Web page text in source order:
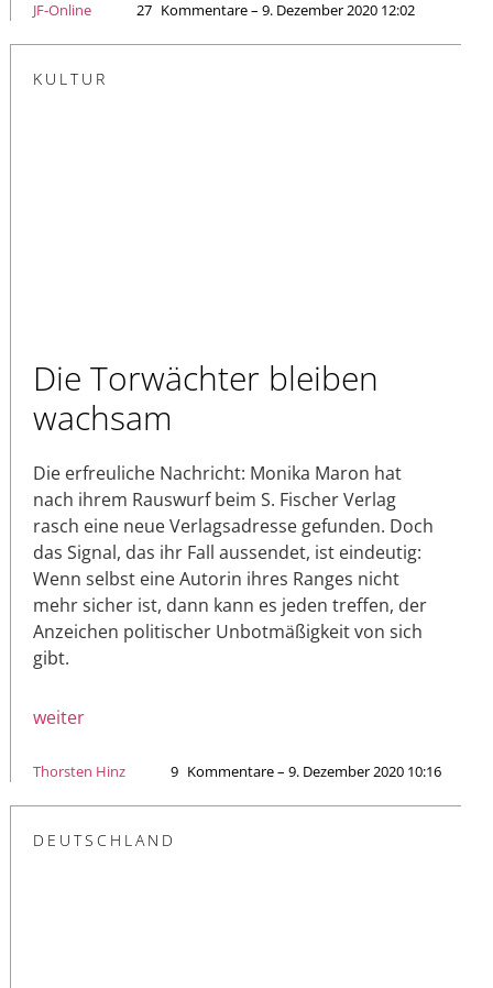
JF-Online 27 Kommentare – 9. Dezember 2020 12:02
KULTUR
Die Torwächter bleiben
wachsam
Die erfreuliche Nachricht: Monika Maron hat
nach ihrem Rauswurf beim S. Fischer Verlag
rasch eine neue Verlagsadresse gefunden. Doch
das Signal, das ihr Fall aussendet, ist eindeutig:
Wenn selbst eine Autorin ihres Ranges nicht
mehr sicher ist, dann kann es jeden treffen, der
Anzeichen politischer Unbotmäßigkeit von sich
gibt.
weiter
Thorsten Hinz 9 Kommentare – 9. Dezember 2020 10:16
DEUTSCHLAND